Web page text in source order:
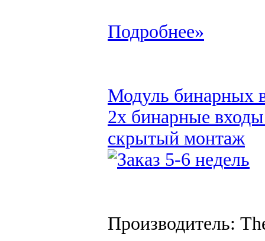
Подробнее»
Модуль бинарных
2x бинарные
скрытый монтаж
Производитель: